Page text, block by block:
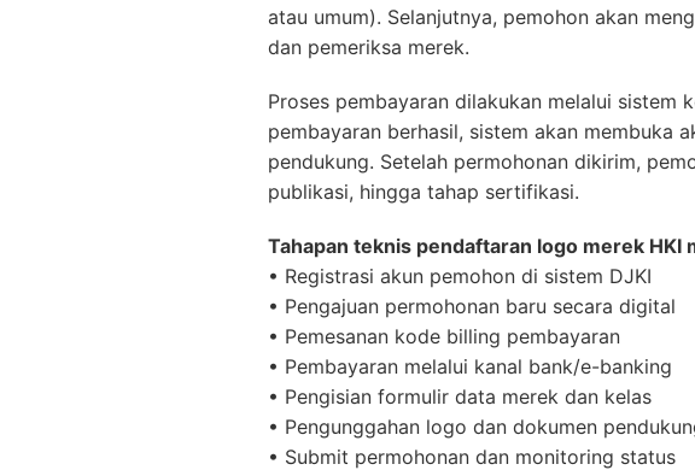
atau umum). Selanjutnya, pemohon akan
dan pemeriksa merek.
Proses pembayaran dilakukan melalui sistem
pembayaran berhasil, sistem akan membuka
pendukung. Setelah permohonan dikirim,
publikasi, hingga tahap sertifikasi.
Tahapan teknis pendaftaran logo merek HKI
• Registrasi akun pemohon di sistem DJKI
• Pengajuan permohonan baru secara digital
• Pemesanan kode billing pembayaran
• Pembayaran melalui kanal bank/e-banking
• Pengisian formulir data merek dan kelas
• Pengunggahan logo dan dokumen
• Submit permohonan dan monitoring status